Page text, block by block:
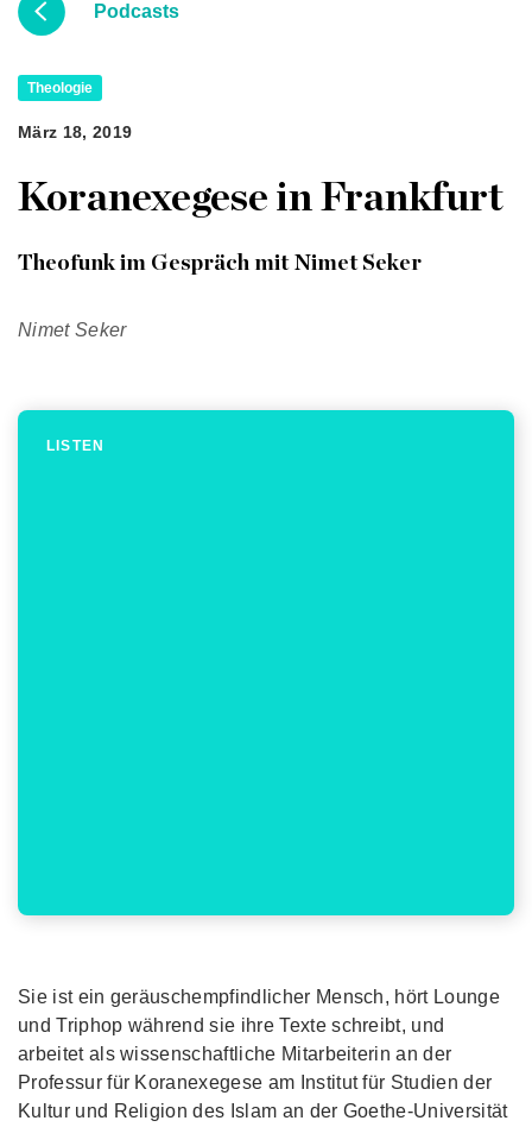
Podcasts
Theologie
März 18, 2019
Koranexegese in Frankfurt
Theofunk im Gespräch mit Nimet Seker
Nimet Seker
LISTEN
Sie ist ein geräuschempfindlicher Mensch, hört Lounge
und Triphop während sie ihre Texte schreibt, und
arbeitet als wissenschaftliche Mitarbeiterin an der
Professur für Koranexegese am Institut für Studien der
Kultur und Religion des Islam an der Goethe-Universität